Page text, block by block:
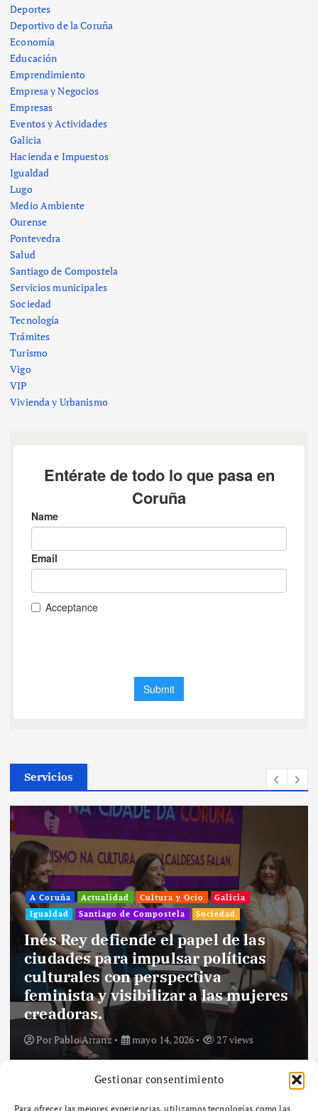
Gestionar consentimiento
Para ofrecer las mejores experiencias, utilizamos tecnologías como las
Deportes
Deportivo de la Coruña
Economía
Educación
Emprendimiento
Empresa y Negocios
Empresas
Eventos y Actividades
Galicia
Hacienda e Impuestos
Igualdad
Lugo
Medio Ambiente
Ourense
Pontevedra
Salud
Santiago de Compostela
Servicios municipales
Sociedad
Tecnología
Trámites
Turismo
Vigo
VIP
Vivienda y Urbanismo
Servicios
A Coruña Actualidad Cultura y Ocio
Galicia
Igualdad
Santiago de Compostela Sociedad
Inés Rey defiende el papel de las
ciudades para impulsar políticas
culturales con perspectiva
feminista y visibilizar a las mujeres
creadoras.
PorPablo Arranz mayo 14, 2026 27 views